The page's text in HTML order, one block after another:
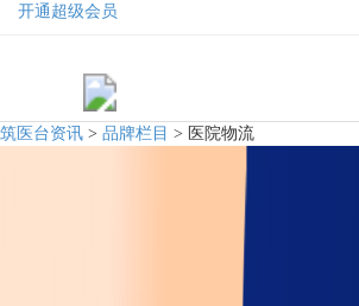
开通超级会员
筑医台资讯 > 品牌栏目 > 医院物流